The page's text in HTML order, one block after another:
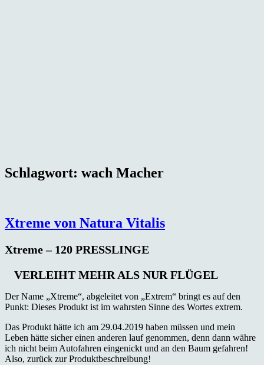
Schlagwort: wach Macher
Xtreme von Natura Vitalis
Xtreme – 120 PRESSLINGE
VERLEIHT MEHR ALS NUR FLÜGEL
Der Name „Xtreme“, abgeleitet von „Extrem“ bringt es auf den
Punkt: Dieses Produkt ist im wahrsten Sinne des Wortes extrem.
Das Produkt hätte ich am 29.04.2019 haben müssen und mein
Leben hätte sicher einen anderen lauf genommen, denn dann währe
ich nicht beim Autofahren eingenickt und an den Baum gefahren!
Also, zurück zur Produktbeschreibung!